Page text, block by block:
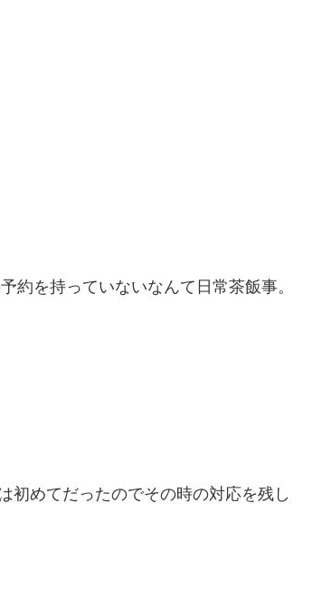
約を持っていないなんて日常茶飯事。
初めてだったのでその時の対応を残し